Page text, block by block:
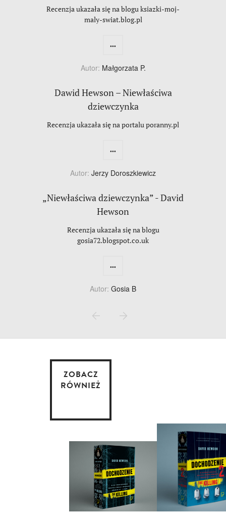
Recenzja ukazała się na blogu ksiazki-moj-
maly-swiat.blog.pl
...
Autor: Małgorzata P.
Dawid Hewson – Niewłaściwa
dziewczynka
Recenzja ukazała się na portalu poranny.pl
...
Autor: Jerzy Doroszkiewicz
„Niewłaściwa dziewczynka” - David
Hewson
Recenzja ukazała się na blogu
gosia72.blogspot.co.uk
...
Autor: Gosia B
ZOBACZ
RÓWNIEŻ